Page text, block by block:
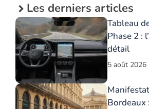
Les derniers articles
Tableau
Phase 2 :
détail
5 août 2026
Bordeaux